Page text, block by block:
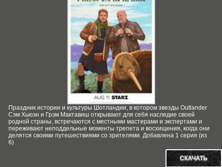
Праздник истории и культуры Шотландии, в котором звезды Outlander
Сэм Хьюэн и Грэм Мактавиш открывают для себя наследие своей
родной страны, встречаются с местными мастерами и экспертами и
переживают неподдельные моменты трепета и восхищения, когда они
делятся своими путешествиями со зрителями. Добавлена 1 серия (из
6)
СКАЧАТЬ